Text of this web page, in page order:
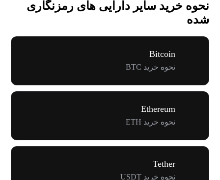
نحوه خرید سایر دارایی های رمزنگاری
شده
Bitcoin
نحوه خرید BTC
Ethereum
نحوه خرید ETH
Tether
نحوه خرید USDT